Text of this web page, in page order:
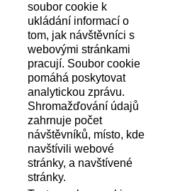
soubor cookie k
ukládání informací o
tom, jak návštěvníci s
webovými stránkami
pracují. Soubor cookie
pomáhá poskytovat
analytickou zprávu.
Shromažďování údajů
zahrnuje počet
návštěvníků, místo, kde
navštívili webové
stránky, a navštívené
stránky.